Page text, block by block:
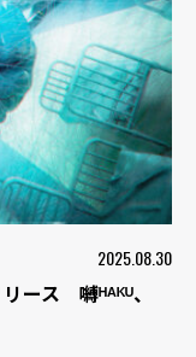
2025.08.30
ース 嚩ᴴᴬᴷᵁ、